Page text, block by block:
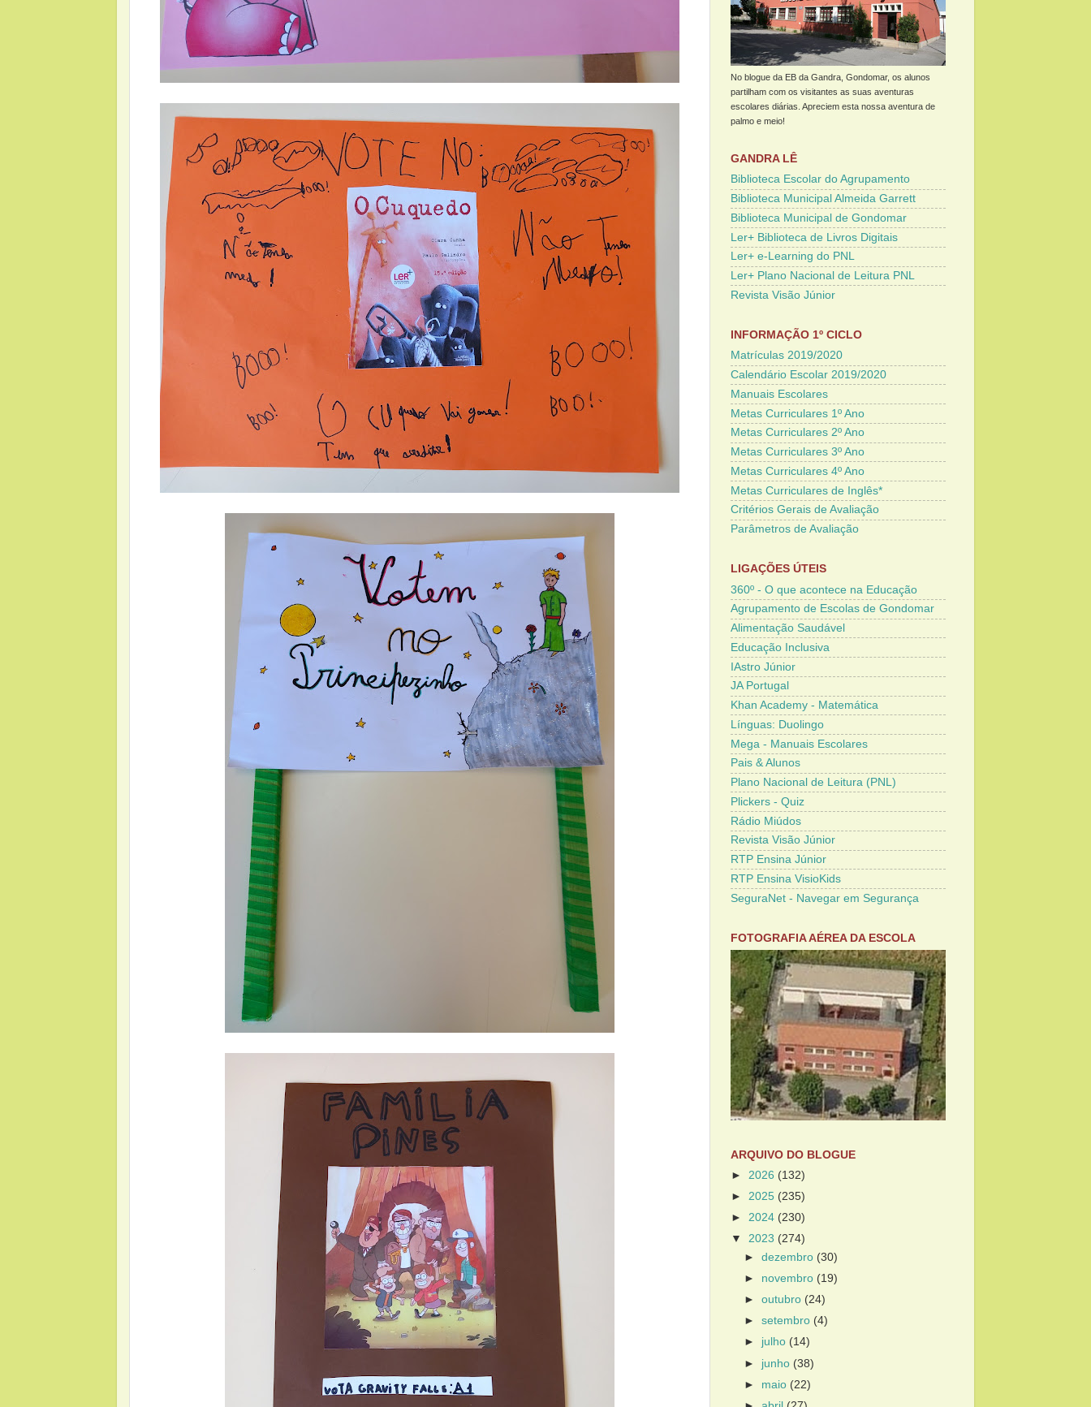
No blogue da EB da Gandra, Gondomar, os alunos
partilham com os visitantes as suas aventuras
escolares diárias. Apreciem esta nossa aventura de
palmo e meio!
GANDRA LÊ
Biblioteca Escolar do Agrupamento
Biblioteca Municipal Almeida Garrett
Biblioteca Municipal de Gondomar
Ler+ Biblioteca de Livros Digitais
Ler+ e-Learning do PNL
Ler+ Plano Nacional de Leitura PNL
Revista Visão Júnior
INFORMAÇÃO 1º CICLO
Matrículas 2019/2020
Calendário Escolar 2019/2020
Manuais Escolares
Metas Curriculares 1º Ano
Metas Curriculares 2º Ano
Metas Curriculares 3º Ano
Metas Curriculares 4º Ano
Metas Curriculares de Inglês*
Critérios Gerais de Avaliação
Parâmetros de Avaliação
LIGAÇÕES ÚTEIS
360º - O que acontece na Educação
Agrupamento de Escolas de Gondomar
Alimentação Saudável
Educação Inclusiva
IAstro Júnior
JA Portugal
Khan Academy - Matemática
Línguas: Duolingo
Mega - Manuais Escolares
Pais & Alunos
Plano Nacional de Leitura (PNL)
Plickers - Quiz
Rádio Miúdos
Revista Visão Júnior
RTP Ensina Júnior
RTP Ensina VisioKids
SeguraNet - Navegar em Segurança
FOTOGRAFIA AÉREA DA ESCOLA
ARQUIVO DO BLOGUE
► 2026 (132)
► 2025 (235)
► 2024 (230)
▼ 2023 (274)
►dezembro (30)
► novembro (19)
►outubro (24)
►setembro (4)
► julho (14)
► junho (38)
► maio (22)